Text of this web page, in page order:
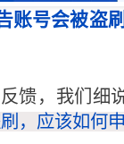
账号会被盗
馈，我们细
，应该如何